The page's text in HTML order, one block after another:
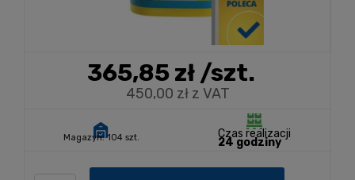
365,85 zł /szt.
450,00 zł z VAT
Magazyn: 104 szt. Czas realizacji
24 godziny